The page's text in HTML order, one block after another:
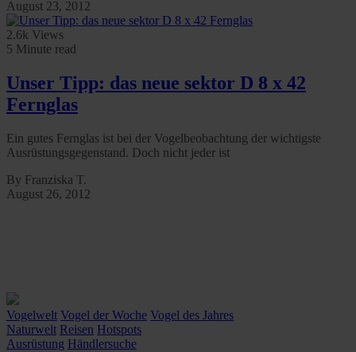
August 23, 2012
2.6k Views
5 Minute read
Unser Tipp: das neue sektor D 8 x 42
Fernglas
Ein gutes Fernglas ist bei der Vogelbeobachtung der wichtigste
Ausrüstungsgegenstand. Doch nicht jeder ist
By Franziska T.
August 26, 2012
Vogelwelt Vogel der Woche Vogel des Jahres
Naturwelt Reisen Hotspots
Ausrüstung Händlersuche